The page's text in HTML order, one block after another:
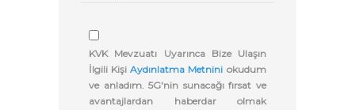
KVK Mevzuatı Uyarınca Bize Ulaşın
İlgili Kişi Aydınlatma Metnini okudum
ve anladım. 5G'nin sunacağı fırsat ve
avantajlardan haberdar olmak